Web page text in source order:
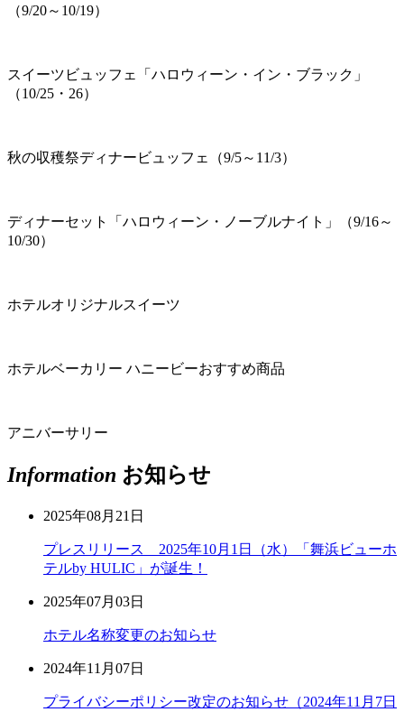
（9/20～10/19）
スイーツビュッフェ「ハロウィーン・イン・ブラック」
（10/25・26）
秋の収穫祭ディナービュッフェ（9/5～11/3）
ディナーセット「ハロウィーン・ノーブルナイト」（9/16～
10/30）
ホテルオリジナルスイーツ
ホテルベーカリー ハニービーおすすめ商品
アニバーサリー
Information お知らせ
2025年08月21日
プレスリリース 2025年10月1日（水）「舞浜ビューホ
テルby HULIC」が誕生！
2025年07月03日
ホテル名称変更のお知らせ
2024年11月07日
プライバシーポリシー改定のお知らせ（2024年11月7日